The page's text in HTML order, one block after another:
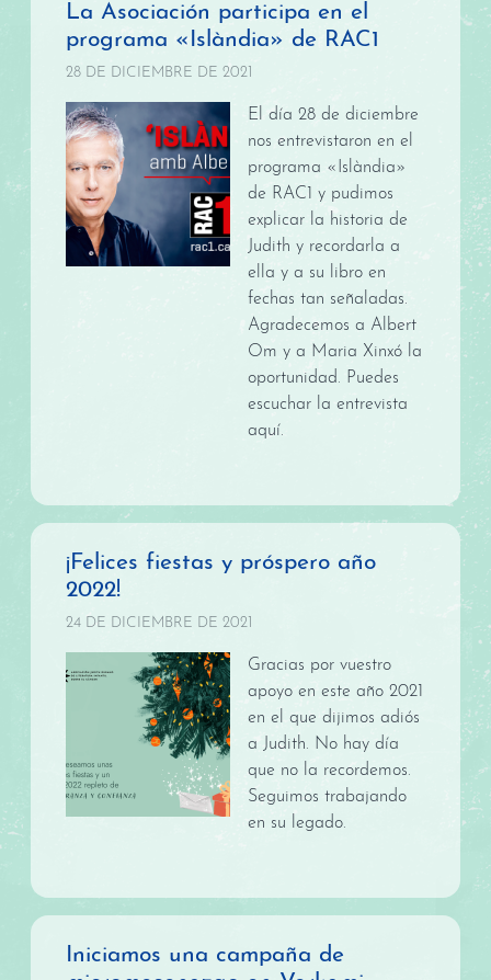
La Asociación participa en el
programa «Islàndia» de RAC1
28 DE DICIEMBRE DE 2021
El día 28 de diciembre
nos entrevistaron en el
programa «Islàndia»
de RAC1 y pudimos
explicar la historia de
Judith y recordarla a
ella y a su libro en
fechas tan señaladas.
Agradecemos a Albert
Om y a Maria Xinxó la
oportunidad. Puedes
escuchar la entrevista
aquí.
¡Felices fiestas y próspero año
2022!
24 DE DICIEMBRE DE 2021
Gracias por vuestro
apoyo en este año 2021
en el que dijimos adiós
a Judith. No hay día
que no la recordemos.
Seguimos trabajando
en su legado.
Iniciamos una campaña de